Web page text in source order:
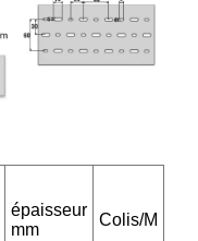
épaisseur
mm
Colis/M